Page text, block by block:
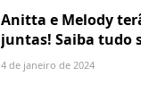
Anitta e Melody
juntas! Saiba tudo
4 de janeiro de 2024